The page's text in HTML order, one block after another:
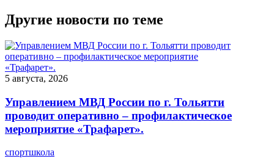
Другие новости по теме
5 августа, 2026
Управлением МВД России по г. Тольятти
проводит оперативно – профилактическое
мероприятие «Трафарет».
спортшкола